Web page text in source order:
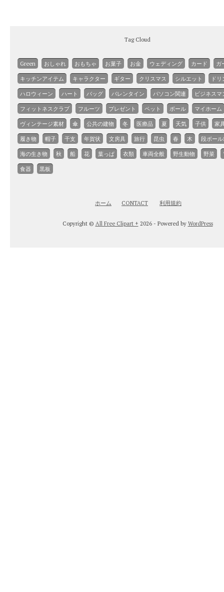
Tag Cloud
Green おしゃれ おもちゃ お菓子 お金 ウェディング カード ガ
キッチンアイテム キャラクター ギター クリスマス シルエット ド
ハロウィーン ハート バッグ バレンタイン パソコン関連 ビジネスマ
フィットネスクラブ フルーツ プレゼント ペット ボール マイホーム
ヴィンテージ素材 傘 公共の建物 冬 医療品 夏 天気 子供 家
履き物 帽子 干支 年賀状 文房具 旅行 昆虫 春 木 段ボー
海の生き物 秋 船 花 葉っぱ 衣類 車両全般 野生動物 野菜
食器 黒板
ホーム CONTACT 利用規約
Copyright © All Free Clipart + 2026 - Powered by WordPress